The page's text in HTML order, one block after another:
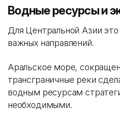
Водные ресурсы и
Для Центральной Азии
важных направлений.
Аральское море,
трансграничные реки
водным ресурсам
необходимыми.